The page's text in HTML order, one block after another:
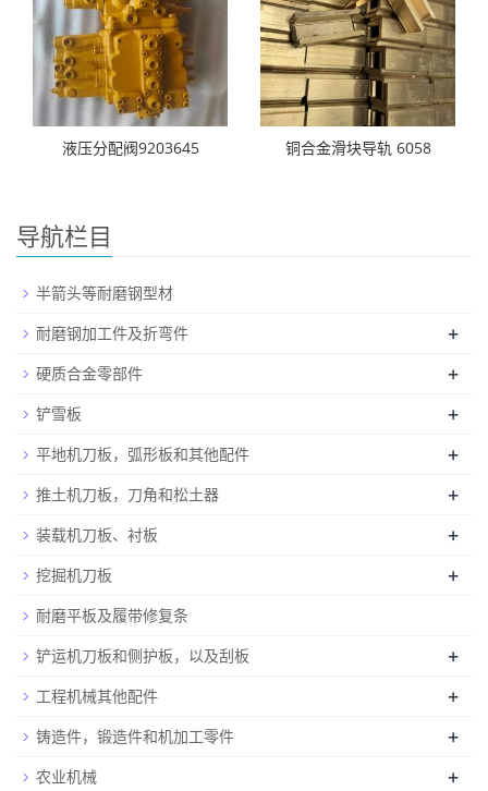
液压分配阀9203645 铜合金滑块导轨 6058
导航栏目
半箭头等耐磨钢型材
耐磨钢加工件及折弯件
+
硬质合金零部件 +
铲雪板 +
平地机刀板，弧形板和其他配件 +
推土机刀板，刀角和松土器 +
装载机刀板、衬板 +
挖掘机刀板 +
耐磨平板及履带修复条
铲运机刀板和侧护板，以及刮板
+
工程机械其他配件 +
铸造件，锻造件和机加工零件 +
农业机械 +